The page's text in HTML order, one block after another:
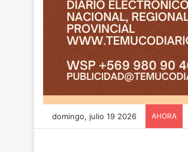
domingo, julio 19 2026 AHORA